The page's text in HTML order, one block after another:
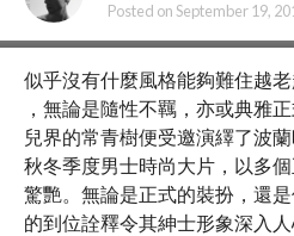
Posted onSeptember 19,
似乎沒有什麼風格能夠難住越
，無論是隨性不羈，亦或典雅
兒界的常青樹便受邀演繹了波
秋冬季度男士時尚大片，以多
驚艷。無論是正式的裝扮，還
的到位詮釋令其紳士形象深入